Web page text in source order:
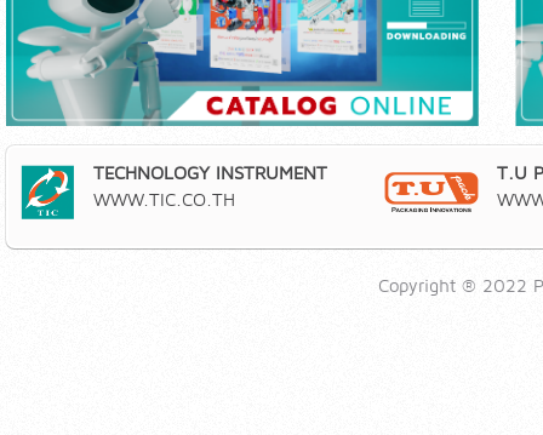
TECHNOLOGY INSTRUMENT
WWW.TIC.CO.TH
T.U
Copyright ® 2022